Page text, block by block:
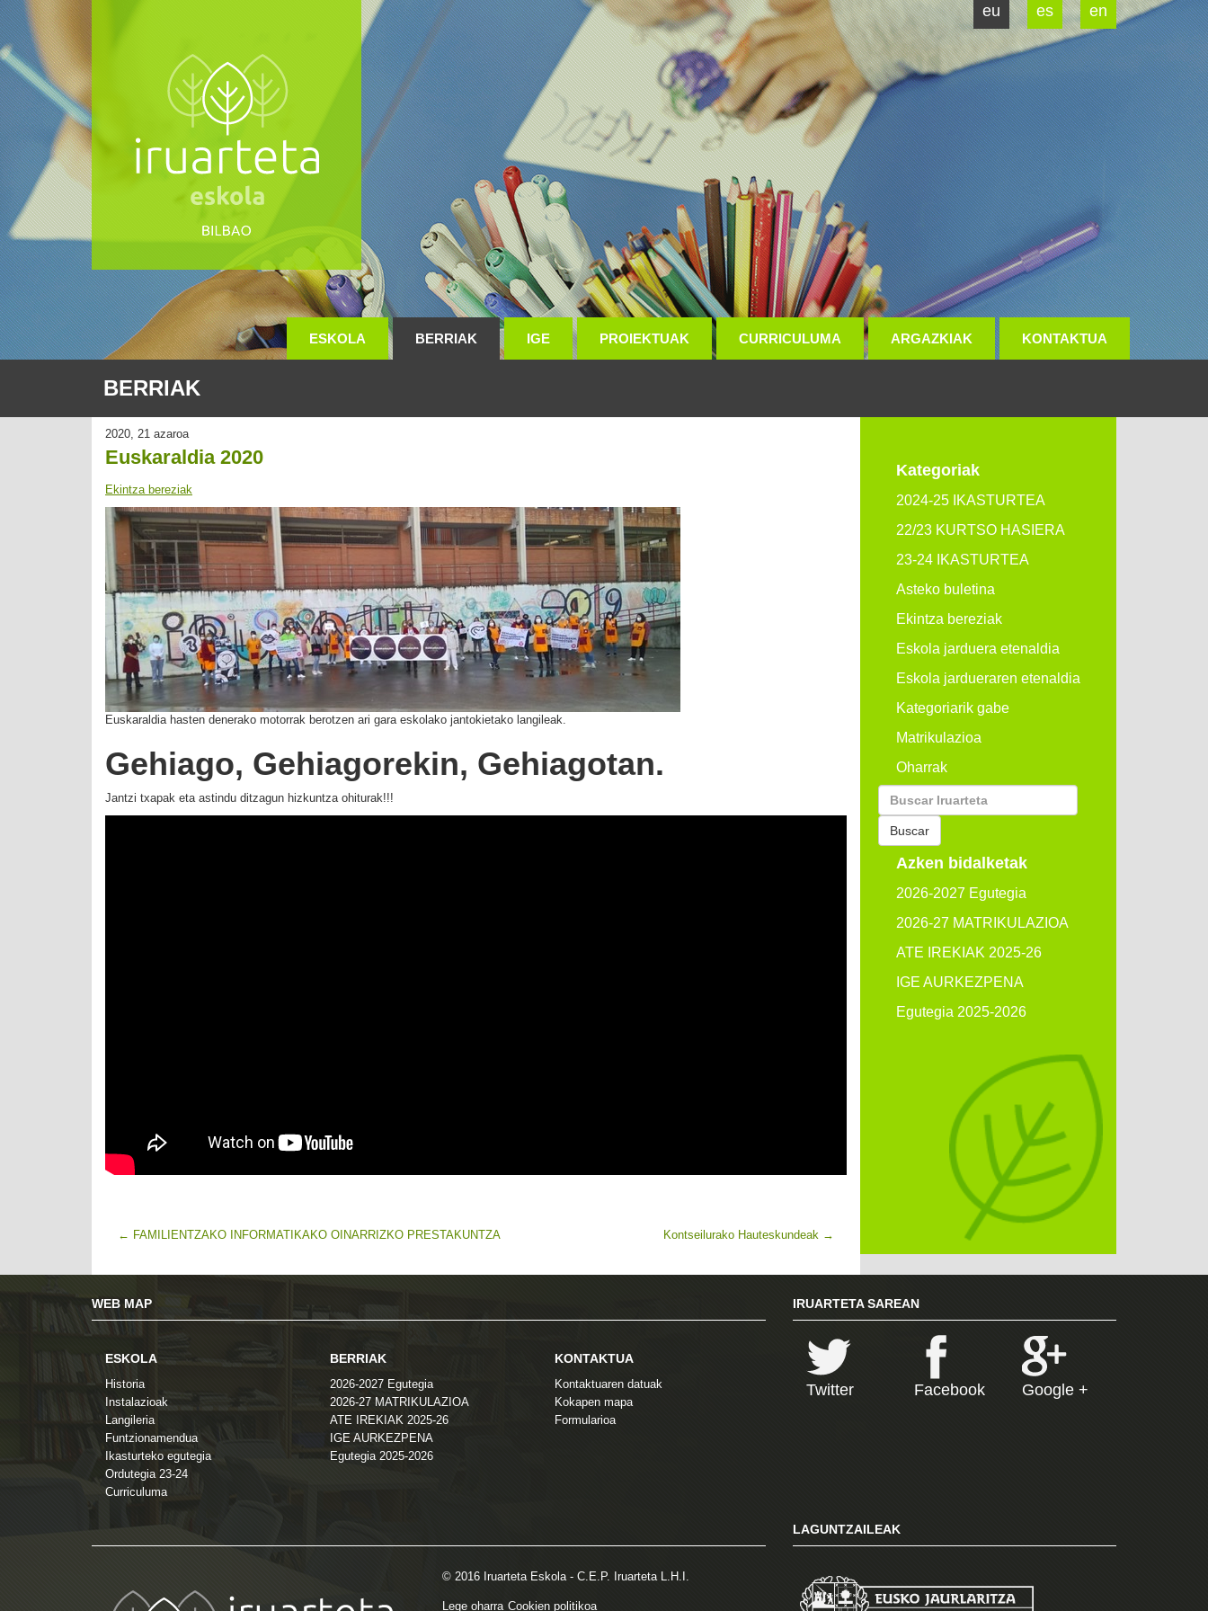
eu es en
ESKOLA BERRIAK IGE PROIEKTUAK CURRICULUMA ARGAZKIAK KONTAKTUA
BERRIAK
2020, 21 azaroa
Euskaraldia 2020
Ekintza bereziak
Euskaraldia hasten denerako motorrak berotzen ari gara eskolako jantokietako langileak.
Gehiago, Gehiagorekin, Gehiagotan.
Jantzi txapak eta astindu ditzagun hizkuntza ohiturak!!!
← FAMILIENTZAKO INFORMATIKAKO OINARRIZKO PRESTAKUNTZA Kontseilurako Hauteskundeak →
Kategoriak
2024-25 IKASTURTEA
22/23 KURTSO HASIERA
23-24 IKASTURTEA
Asteko buletina
Ekintza bereziak
Eskola jarduera etenaldia
Eskola jardueraren etenaldia
Kategoriarik gabe
Matrikulazioa
Oharrak
Buscar
por:
Buscar
Azken bidalketak
2026-2027 Egutegia
2026-27 MATRIKULAZIOA
ATE IREKIAK 2025-26
IGE AURKEZPENA
Egutegia 2025-2026
WEB MAP
ESKOLA
Historia
Instalazioak
Langileria
Funtzionamendua
Ikasturteko egutegia
Ordutegia 23-24
Curriculuma
BERRIAK
2026-2027 Egutegia
2026-27 MATRIKULAZIOA
ATE IREKIAK 2025-26
IGE AURKEZPENA
Egutegia 2025-2026
KONTAKTUA
Kontaktuaren datuak
Kokapen mapa
Formularioa
IRUARTETA SAREAN
Twitter Facebook Google +
© 2016 Iruarteta Eskola - C.E.P. Iruarteta L.H.I.
Lege oharra Cookien politikoa
LAGUNTZAILEAK